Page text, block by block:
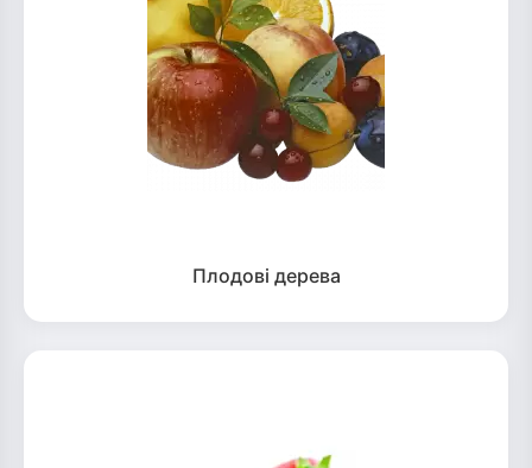
Плодові дерева